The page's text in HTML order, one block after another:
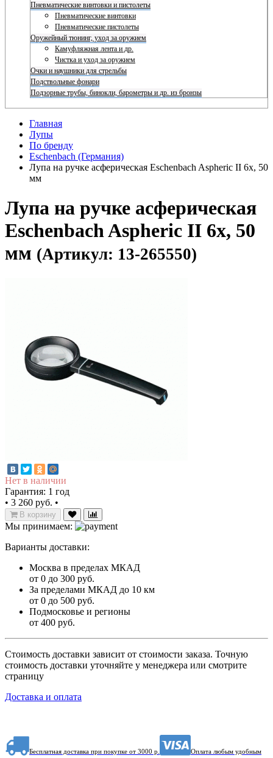
Пневматические винтовки и пистолеты
Пневматические винтовки
Пневматические пистолеты
Оружейный тюнинг, уход за оружием
Камуфляжная лента и др.
Чистка и уход за оружием
Очки и наушники для стрельбы
Подствольные фонари
Подзорные трубы, бинокли, барометры и др. из бронзы
Главная
Лупы
По бренду
Eschenbach (Германия)
Лупа на ручке асферическая Eschenbach Aspheric II 6x, 50
мм
Лупа на ручке асферическая
Eschenbach Aspheric II 6x, 50
мм (Артикул: 13-265550)
Нет в наличии
Гарантия: 1 год
• 3 260 руб. •
В корзину
Мы принимаем:
Варианты доставки:
Москва в пределах МКАД
от 0 до 300 руб.
За пределами МКАД до 10 км
от 0 до 500 руб.
Подмосковье и регионы
от 400 руб.
Стоимость доставки зависит от стоимости заказа. Точную
стоимость доставки уточняйте у менеджера или смотрите
страницу
Доставка и оплата
Бесплатная доставка при покупке от 3000 р. Оплата любым удобным